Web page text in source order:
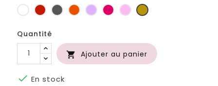
BlancRougeGris
foncé
Orange
LilasFuchsia
RoseOr
Quantité
 Ajouter au panier
 En stock